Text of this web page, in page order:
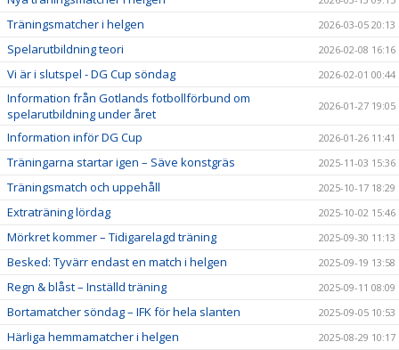
Träningsmatcher i helgen 2026-03-05 20:13
Spelarutbildning teori 2026-02-08 16:16
Vi är i slutspel - DG Cup söndag 2026-02-01 00:44
Information från Gotlands fotbollförbund om
spelarutbildning under året
2026-01-27 19:05
Information inför DG Cup 2026-01-26 11:41
Träningarna startar igen – Säve konstgräs 2025-11-03 15:36
Träningsmatch och uppehåll 2025-10-17 18:29
Extraträning lördag 2025-10-02 15:46
Mörkret kommer – Tidigarelagd träning 2025-09-30 11:13
Besked: Tyvärr endast en match i helgen 2025-09-19 13:58
Regn & blåst – Inställd träning 2025-09-11 08:09
Bortamatcher söndag – IFK för hela slanten 2025-09-05 10:53
Härliga hemmamatcher i helgen 2025-08-29 10:17